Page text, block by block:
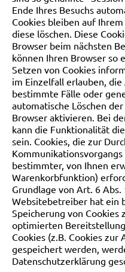
Ende Ihres Besuchs
Cookies bleiben auf
diese löschen. Diese
Browser beim nächsten
können Ihren Browser so
Setzen von Cookies
im Einzelfall erlauben,
bestimmte Fälle oder
automatische Löschen
Browser aktivieren. Bei
kann die Funktionalität
sein. Cookies, die zur
bestimmter, von Ihnen
Warenkorbfunktion)
Grundlage von Art. 6
Websitebetreiber hat ein
Speicherung von
optimierten
Cookies (z.B. Cookies zur
gespeichert werden,
Datenschutzerklärung